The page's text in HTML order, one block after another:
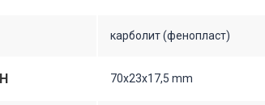
карболит (фенопласт)
70х23х17,5 mm